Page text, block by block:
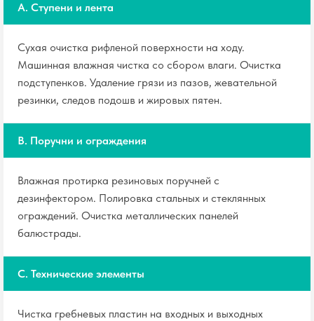
A. Ступени и лента
Сухая очистка рифленой поверхности на ходу.
Машинная влажная чистка со сбором влаги. Очистка
подступенков. Удаление грязи из пазов, жевательной
резинки, следов подошв и жировых пятен.
B. Поручни и ограждения
Влажная протирка резиновых поручней с
дезинфектором. Полировка стальных и стеклянных
ограждений. Очистка металлических панелей
балюстрады.
C. Технические элементы
Чистка гребневых пластин на входных и выходных